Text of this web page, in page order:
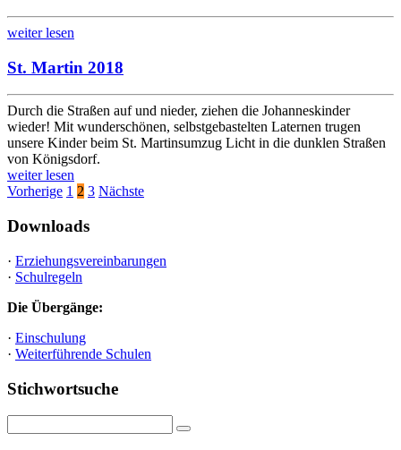
weiter lesen
St. Martin 2018
Durch die Straßen auf und nieder, ziehen die Johanneskinder
wieder! Mit wunderschönen, selbstgebastelten Laternen trugen
unsere Kinder beim St. Martinsumzug Licht in die dunklen Straßen
von Königsdorf.
weiter lesen
Seitennummerierung
der
Vorherige 1 2 3 Nächste
Downloads
· Erziehungsvereinbarungen
· Schulregeln
Die Übergänge:
· Einschulung
· Weiterführende Schulen
Stichwortsuche